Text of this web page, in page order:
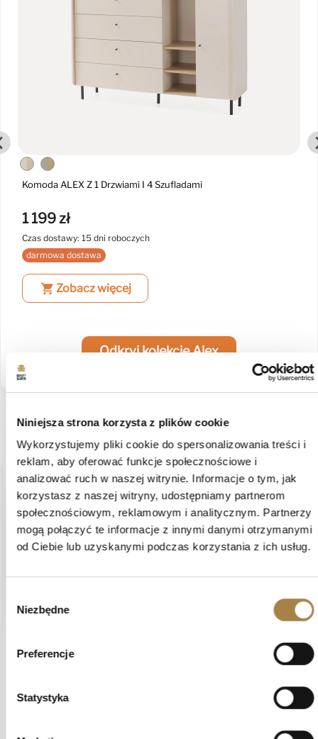
Niniejsza strona korzysta z plików cookie
Wykorzystujemy pliki cookie do spersonalizowania treści i
reklam, aby oferować funkcje społecznościowe i
analizować ruch w naszej witrynie. Informacje o tym, jak
korzystasz z naszej witryny, udostępniamy partnerom
społecznościowym, reklamowym i analitycznym. Partnerzy
mogą połączyć te informacje z innymi danymi otrzymanymi
od Ciebie lub uzyskanymi podczas korzystania z ich usług.
zgody
Niezbędne
Preferencje
Statystyka
Komoda ALEX Z 1 Drzwiami I 4 Szufladami
1 199 zł
Czas dostawy: 15 dni roboczych
darmowa dostawa
shopping_cart Zobacz więcej
Odkryj kolekcję Alex
Może zainteresują Cię inne ocenione produkty
5
Narożnik PUERTO U
bez funkcji spania do salonu, Tilia 37
0
zobacz produkt